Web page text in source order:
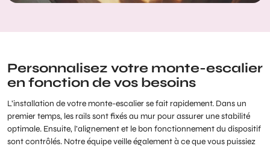
Personnalisez votre monte-escalier
en fonction de vos besoins
L’installation de votre monte-escalier se fait rapidement. Dans un
premier temps, les rails sont fixés au mur pour assurer une stabilité
optimale. Ensuite, l’alignement et le bon fonctionnement du dispositif
sont contrôlés. Notre équipe veille également à ce que vous puissiez